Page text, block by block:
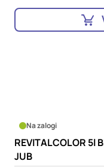
Na zalogi
REVITALCOLOR 5l
JUB